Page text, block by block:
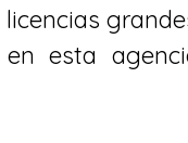
esta